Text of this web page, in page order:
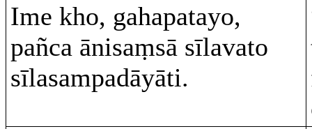
Ime kho, gahapatayo,
pañca ānisaṃsā sīlavato
sīlasampadāyāti.